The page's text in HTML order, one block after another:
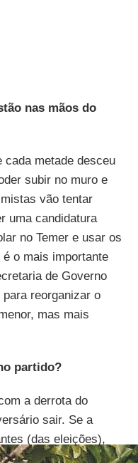
nas mãos do
cada metade desceu
subir no muro e
vão tentar
uma candidatura
no Temer e usar os
o mais importante
de Governo
para reorganizar o
mas mais
partido?
a derrota do
sair. Se a
(das eleições),